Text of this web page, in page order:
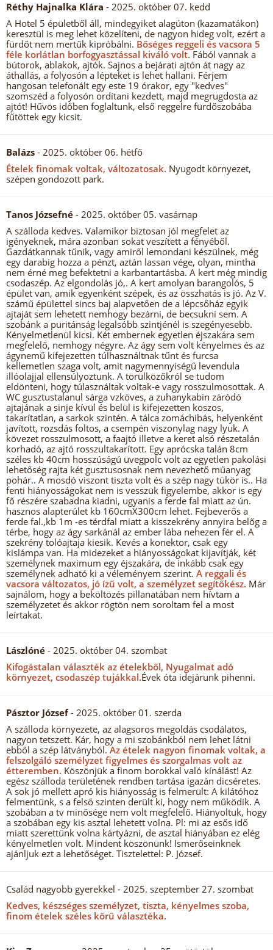
Réthy Hajnalka Klára - 2025. október 07. kedd
A Hotel 5 épületből áll, mindegyiket alagúton (kazamatákon)
keresztül is meg lehet közelíteni, de nagyon hideg volt, ezért a
fürdőt nem mertűk kipróbálni. Bőséges reggeli és vacsora 5
féle korlátlan borfogyasztással kiváló volt. Fából vannak a
bútorok, ablakok, ajtók. Sajnos a bejárati ajtón át nagy az
áthallás, a folyosón a lépteket is lehet hallani. Férjem
hangosan telefonált egy este 19 órakor, egy "kedves"
szomszéd a folyosón ordítani kezdett, majd megrugdosta az
ajtót! Hűvös időben foglaltunk, első reggelre fürdőszobába
fűtöttek egy kicsit.
Balázs - 2025. október 06. hétfő
Ételek finomak voltak, változatosak. Nyugodt környezet,
szépen gondozott park.
Tanos Józsefné - 2025. október 05. vasárnap
A szálloda kedves. Valamikor biztosan jól megfelet az
igényeknek, mára azonban sokat veszített a fényéből.
Gazdátkannak tűnik, vagy amiről lemondani készülnek, még
egy darabig hozza a pénzt, aztán lassan vége, olyan, mintha
nem érné meg befektetni a karbantartásba. A kert még mindig
csodaszép. Az elgondolás jó,. A kert amolyan barangolós, 5
épület van, amik egyenként szépek, és az összhatás is jó. Az V.
számű épülettel sincs baj alapvetően de a lépcsőház egyik
ajtaját sem lehetett nemhogy bezárni, de becsukni sem. A
szobánk a puritánság legalsóbb szintjénél is szegényesebb.
Kényelmetlenül kicsi. Két embernek egyetlen éjszakára sem
megfelelő, nemhogy négyre. Az ágy sem volt kényelmes és az
ágynemű kifejezetten túlhasználtnak tűnt és furcsa
kellemetlen szaga volt, amit nagymennyiségű levendula
illóolajjal ellensúlyoztunk. A törülközőkról se tudom
eldönteni, hogy túlasználtak voltak-e vagy rosszulmosottak. A
WC gusztustalanul sárga vzköves, a zuhanykabin záródó
ajtajának a sinje kívül és belül is kifejezetten koszos,
takarítatlan, a sarkok szintén. A tálca zomáchibás, helyenként
javított, rozsdás foltos, a csempén viszonylag nagy lyuk. A
kövezet rosszulmosott, a faajtó illetve a keret alsó részetalán
korhadó, az ajtó rosszultakarított. Egy aprócska talán 8cm
széles kb 40cm hosszúságú üvegpolc volt az egyetlen pakolási
lehetőség rajta két gusztusosnak nem nevezhető műanyag
pohár.. A mosdó viszont tiszta volt és a szép nagy tükör is.. Ha
fenti hiányosságokat nem is vesszük figyelembe, akkor is egy
fő részére szabadna kiadni, ugyanis a ferde fal miatt az ún.
hasznos alapterúlet kb 160cmX300cm lehet. Fejbeverős a
ferde fal.,kb 1m -es térdfal miatt a kisszekrény annyira belőg a
térbe, hogy az ágy sarkánál az ember lába nehezen fér el. A
szekrény tolóajtaja kiesik. Kevés a konektor, csak egy
kislámpa van. Ha midezeket a hiányosságokat kijavítják, két
személynek maximum egy éjszakára, de inkább csak egy
személynek adható ki a véleményem szerint. A reggali és
vacsora változatos, jó ízű volt, a személyzet segítőkész. Már
sajnálom, hogy a beköltözés pillanatában nem hívtam a
személyzetet és akkor rögtön nem soroltam fel a most
leírtakat.
Lászlóné - 2025. október 04. szombat
Kifogástalan választék az ételekből, Nyugalmat adó
környezet, csodaszép tujákkal.Évek óta idejárunk pihenni.
Pásztor József- 2025. október 01. szerda
A szálloda környezete, az alagsoros megoldás csodálatos,
nagyon tetszett. Kár, hogy a mi szobánkból nem lehet látni
ebből a szép látványból. Az ételek nagyon finomak voltak, a
felszolgáló személyzet figyelmes és szorgalmas volt az
étteremben. Köszönjük a finom borokkal való kínálást! Az
egész szálloda területének rendben tartása igazán dicséretes.
A sok jó mellett apró kis hiányosság is felmerült: A kilátóhoz
felmentünk, s a felső szinten derült ki, hogy nem működik. A
szobában a tv minősége nem volt megfelelő. Hiányoltuk, hogy
a szobában egy kis asztal lehetett volna. Pl: mi az esős idő
miatt szerettünk volna kártyázni, de asztal hiányában ez elég
kényelmetlen volt. Mindent köszönünk! Ismerőseinknek
ajánljuk ezt a lehetőséget. Tisztelettel: P. József.
Család nagyobb gyerekkel - 2025. szeptember 27. szombat
Kedves, készséges személyzet, tiszta, kényelmes szoba,
finom ételek széles körű választéka.